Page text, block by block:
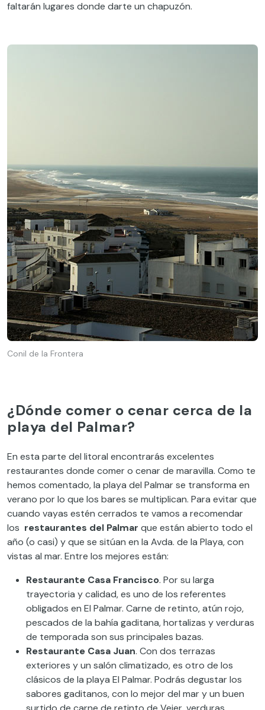
faltarán lugares donde darte un chapuzón.
Conil de la Frontera
¿Dónde comer o cenar cerca de la
playa del Palmar?
En esta parte del litoral encontrarás excelentes
restaurantes donde comer o cenar de maravilla. Como te
hemos comentado, la playa del Palmar se transforma en
verano por lo que los bares se multiplican. Para evitar que
cuando vayas estén cerrados te vamos a recomendar
los restaurantes del Palmar que están abierto todo el
año (o casi) y que se sitúan en la Avda. de la Playa, con
vistas al mar. Entre los mejores están:
Restaurante Casa Francisco. Por su larga
trayectoria y calidad, es uno de los referentes
obligados en El Palmar. Carne de retinto, atún rojo,
pescados de la bahía gaditana, hortalizas y verduras
de temporada son sus principales bazas.
Restaurante Casa Juan. Con dos terrazas
exteriores y un salón climatizado, es otro de los
clásicos de la playa El Palmar. Podrás degustar los
sabores gaditanos, con lo mejor del mar y un buen